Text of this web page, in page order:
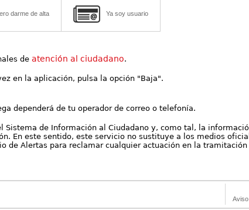
darme de alta Ya soy usuario
deatención al ciudadano.
en la aplicación, pulsa la opción "Baja".
dependerá de tu operador de correo o telefonía.
de Información al Ciudadano y, como tal, la
En este sentido, este servicio no sustituye a los medios
Alertas para reclamar cualquier actuación en la